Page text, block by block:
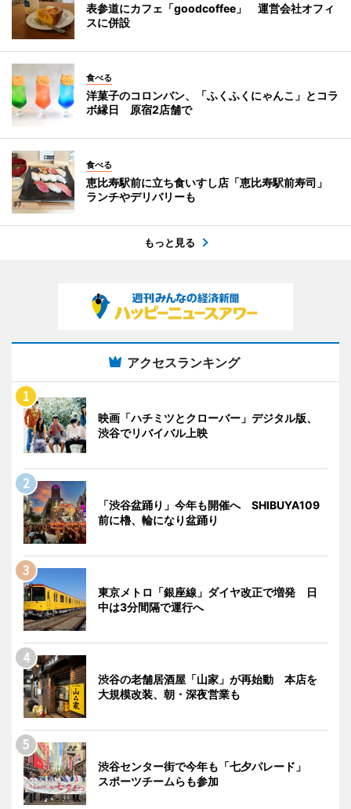
表参道にカフェ「goodcoffee」 運営会社オフィ
スに併設
食べる
洋菓子のコロンバン、「ふくふくにゃんこ」とコラ
ボ縁日 原宿2店舗で
食べる
恵比寿駅前に立ち食いすし店「恵比寿駅前寿司」
ランチやデリバリーも
もっと見る
アクセスランキング
映画「ハチミツとクローバー」デジタル版、
渋谷でリバイバル上映
「渋谷盆踊り」今年も開催へ SHIBUYA109
前に櫓、輪になり盆踊り
東京メトロ「銀座線」ダイヤ改正で増発 日
中は3分間隔で運行へ
渋谷の老舗居酒屋「山家」が再始動 本店を
大規模改装、朝・深夜営業も
渋谷センター街で今年も「七夕パレード」
スポーツチームらも参加